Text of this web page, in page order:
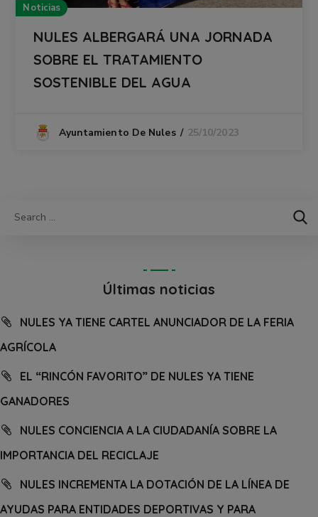
Noticias
NULES ALBERGARÁ UNA JORNADA
SOBRE EL TRATAMIENTO
SOSTENIBLE DEL AGUA
Ayuntamiento De Nules 25/10/2023
Últimas noticias
NULES YA TIENE CARTEL ANUNCIADOR DE LA FERIA
AGRÍCOLA
EL “RINCÓN FAVORITO” DE NULES YA TIENE
GANADORES
NULES CONCIENCIA A LA CIUDADANÍA SOBRE LA
IMPORTANCIA DEL RECICLAJE
NULES INCREMENTA LA DOTACIÓN DE LA LÍNEA DE
AYUDAS PARA ENTIDADES DEPORTIVAS Y PARA